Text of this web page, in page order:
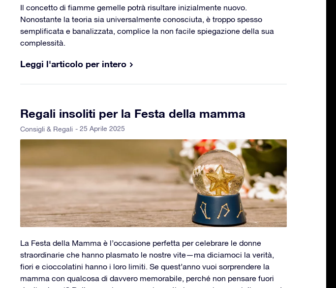
Il concetto di fiamme gemelle potrà risultare inizialmente nuovo.
Nonostante la teoria sia universalmente conosciuta, è troppo spesso
semplificata e banalizzata, complice la non facile spiegazione della sua
complessità.
Leggi l'articolo per intero
Regali insoliti per la Festa della mamma
Consigli & Regali - 25 Aprile 2025
La Festa della Mamma è l’occasione perfetta per celebrare le donne
straordinarie che hanno plasmato le nostre vite—ma diciamoci la verità,
fiori e cioccolatini hanno i loro limiti. Se quest’anno vuoi sorprendere la
mamma con qualcosa di davvero memorabile, perché non pensare fuori